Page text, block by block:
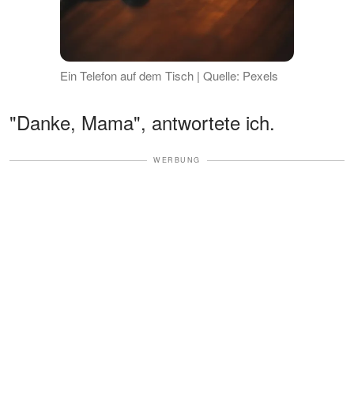
Ein Telefon auf dem Tisch | Quelle: Pexels
"Danke, Mama", antwortete ich.
WERBUNG